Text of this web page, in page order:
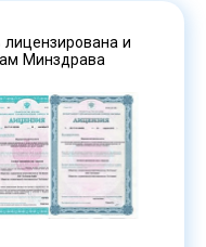
и
Минздрава